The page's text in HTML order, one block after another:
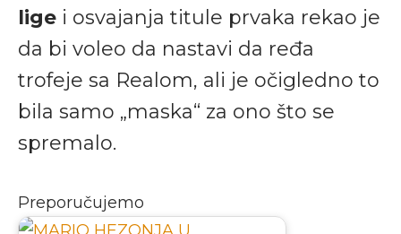
lige i osvajanja titule prvaka rekao je
da bi voleo da nastavi da ređa
trofeje sa Realom, ali je očigledno to
bila samo „maska“ za ono što se
spremalo.
Preporučujemo